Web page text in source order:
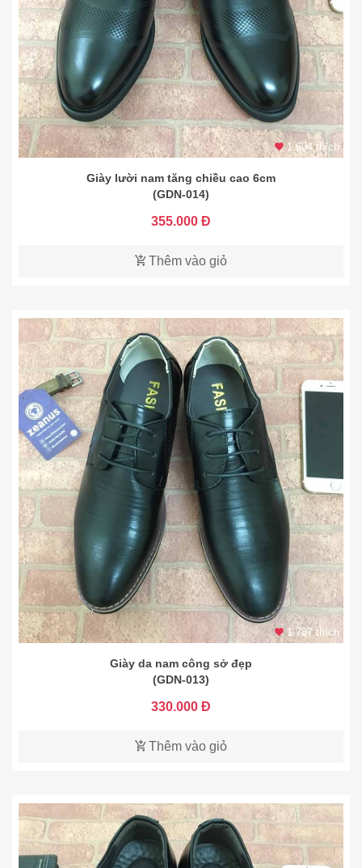
1.604 thích
Giày lười nam tăng chiều cao 6cm
(GDN-014)
355.000 Đ
Thêm vào giỏ
1.787 thích
Giày da nam công sở đẹp
(GDN-013)
330.000 Đ
Thêm vào giỏ